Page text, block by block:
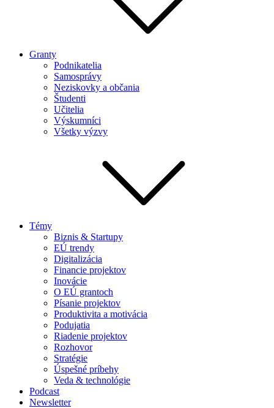
Granty
Podnikatelia
Samosprávy
Neziskovky a občania
Študenti
Učitelia
Výskumníci
Všetky výzvy
Témy
Biznis & Startupy
EÚ trendy
Digitalizácia
Financie projektov
Inovácie
O EÚ grantoch
Písanie projektov
Produktivita a motivácia
Podujatia
Riadenie projektov
Rozhovor
Stratégie
Úspešné príbehy
Veda & technológie
Podcast
Newsletter